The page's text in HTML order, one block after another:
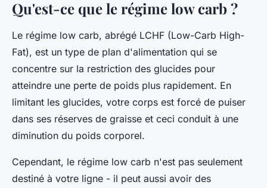
Qu'est-ce que le régime low carb ?
Le régime low carb, abrégé LCHF (Low-Carb High-
Fat), est un type de plan d'alimentation qui se
concentre sur la restriction des glucides pour
atteindre une perte de poids plus rapidement. En
limitant les glucides, votre corps est forcé de puiser
dans ses réserves de graisse et ceci conduit à une
diminution du poids corporel.
Cependant, le régime low carb n'est pas seulement
destiné à votre ligne - il peut aussi avoir des